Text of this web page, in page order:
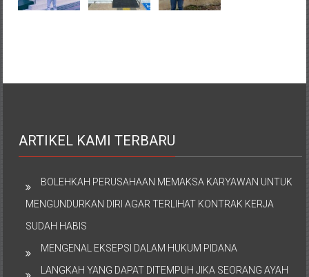
ARTIKEL KAMI TERBARU
BOLEHKAH PERUSAHAAN MEMAKSA KARYAWAN UNTUK
MENGUNDURKAN DIRI AGAR TERLIHAT KONTRAK KERJA
SUDAH HABIS
MENGENAL EKSEPSI DALAM HUKUM PIDANA
LANGKAH YANG DAPAT DITEMPUH JIKA SEORANG AYAH